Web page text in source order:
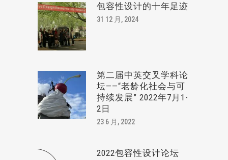
包容性设计的十年足迹
31 12 月, 2024
第二届中英交叉学科论
坛——“老龄化社会与可
持续发展” 2022年7月1-
2日
23 6 月, 2022
2022包容性设计论坛